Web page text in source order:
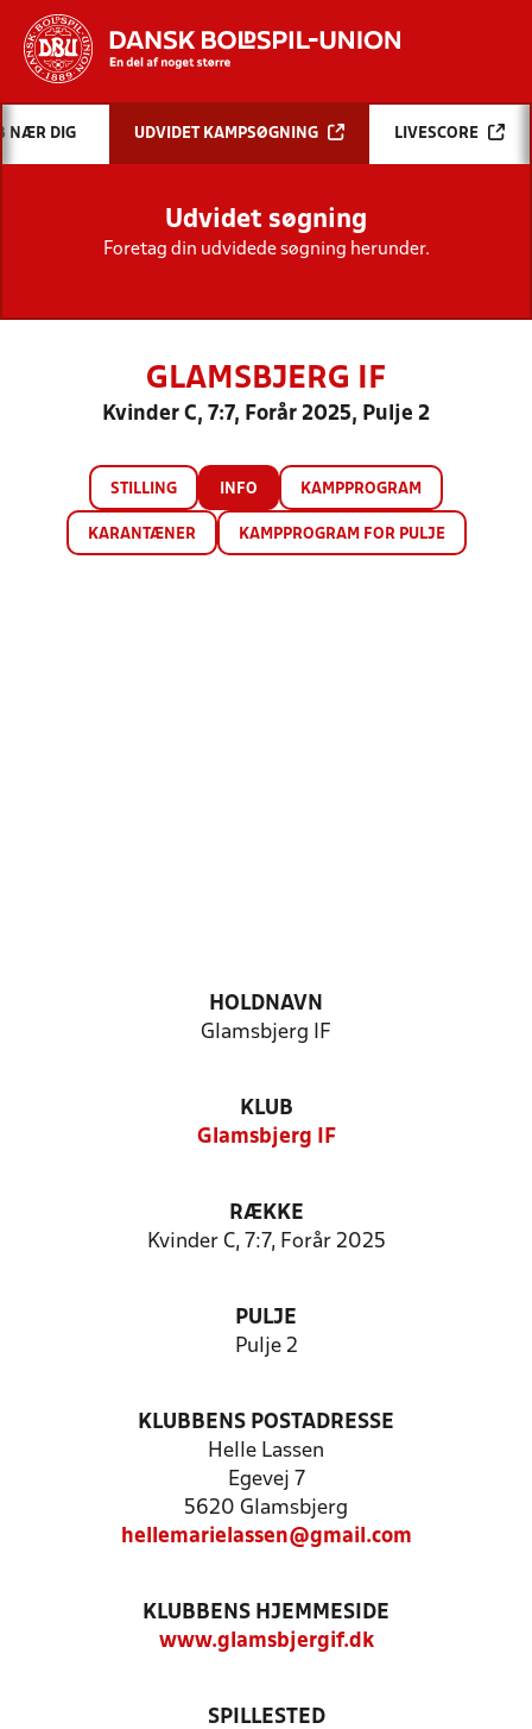
Hvad vil du søge efter?
INDHOLD OG NYHEDER
STILLINGER, RESULTATER, KLUBBER OG
HOLD
NÆR DIG UDVIDET KAMPSØGNING LIVESCORE
Udvidet søgning
Foretag din udvidede søgning herunder.
GLAMSBJERG IF
Kvinder C, 7:7, Forår 2025, Pulje 2
STILLING INFO KAMPPROGRAM
KARANTÆNER KAMPPROGRAM FOR PULJE
HOLDNAVN
Glamsbjerg IF
KLUB
Glamsbjerg IF
RÆKKE
Kvinder C, 7:7, Forår 2025
PULJE
Pulje 2
KLUBBENS POSTADRESSE
Helle Lassen
Egevej 7
5620 Glamsbjerg
hellemarielassen@gmail.com
KLUBBENS HJEMMESIDE
www.glamsbjergif.dk
SPILLESTED